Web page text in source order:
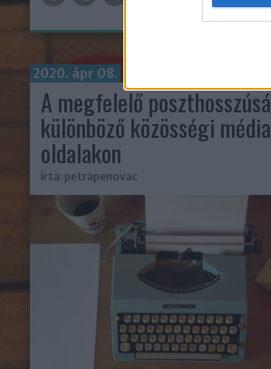
2020. ápr 08.
A megfelelő
különböző közösségi média
oldalakon
írta: petrapenovac